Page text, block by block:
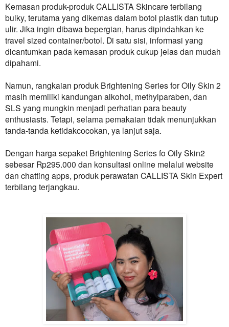
Kemasan produk-produkCALLISTA Skincare terbilang
bulky, terutama yang dikemas dalam botol plastik dan tutup
ulir. Jika ingin dibawa bepergian, harus dipindahkan ke
travel sized container/botol. Di satu sisi, informasi yang
dicantumkan pada kemasan produk cukup jelas dan mudah
dipahami.
Namun, rangkaian produk Brightening Series for Oily Skin 2
masih memiliki kandungan alkohol, methylparaben, dan
SLS yang mungkin menjadi perhatian para beauty
enthusiasts. Tetapi, selama pemakaian tidak menunjukkan
tanda-tanda ketidakcocokan, ya lanjut saja.
Dengan harga sepaket Brightening Series fo Oily Skin2
sebesar Rp295.000 dan konsultasi online melalui website
dan chatting apps, produk perawatan CALLISTA Skin Expert
terbilang terjangkau.